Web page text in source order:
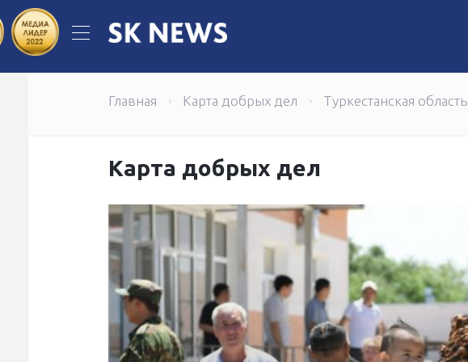
"Казпочта" обновила свое приложение
Главная Карта добрых дел Туркестанская область
Карта добрых дел